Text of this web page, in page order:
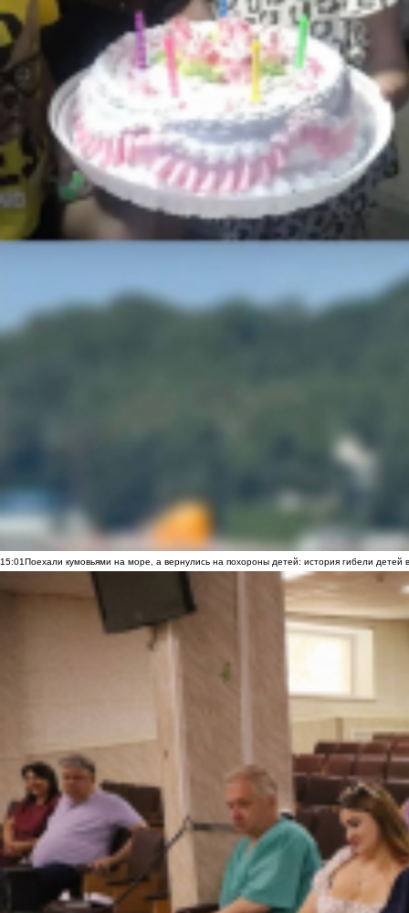
15:01Поехали кумовьями на море, а вернулись на похороны детей: история гибели детей